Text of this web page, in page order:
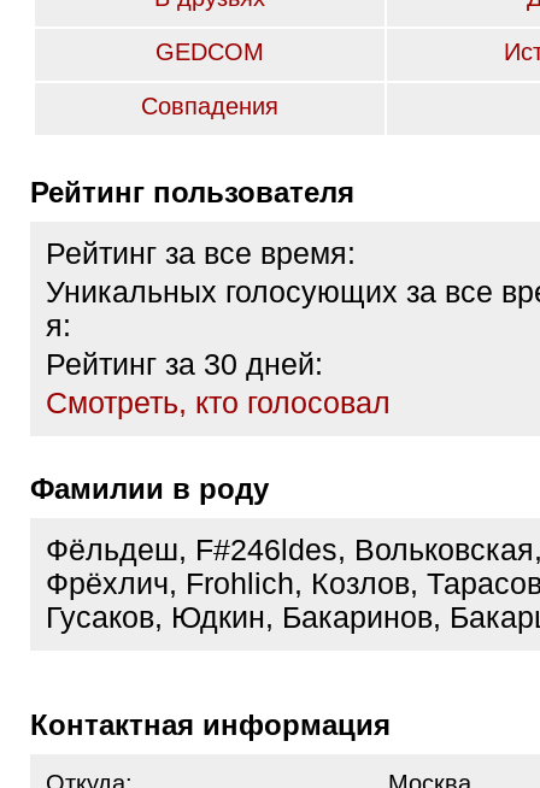
GEDCOM
Совпадения
Рейтинг пользователя
Рейтинг за все время:
Уникальных голосующих за все
я:
Рейтинг за 30 дней:
Cмотреть, кто голосовал
Фамилии в роду
Фёльдеш, F#246ldes,
Фрёхлич, Frohlich, Козлов,
Гусаков, Юдкин, Бакаринов,
Контактная информация